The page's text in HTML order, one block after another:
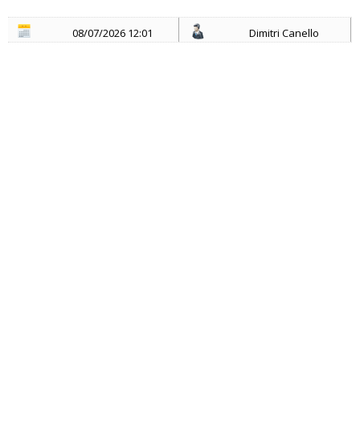
08/07/2026 12:01 Dimitri Canello